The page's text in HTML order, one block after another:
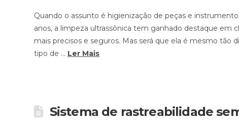
Quando o assunto é higienização de peças e
anos, a limpeza ultrassônica tem ganhado destaque em
mais precisos e seguros. Mas será que ela é mesmo tão
tipo de … Ler Mais
Sistema de rastreabilidade